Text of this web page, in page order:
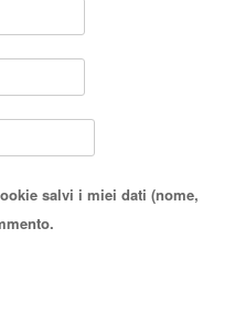
salvi i miei dati (nome,